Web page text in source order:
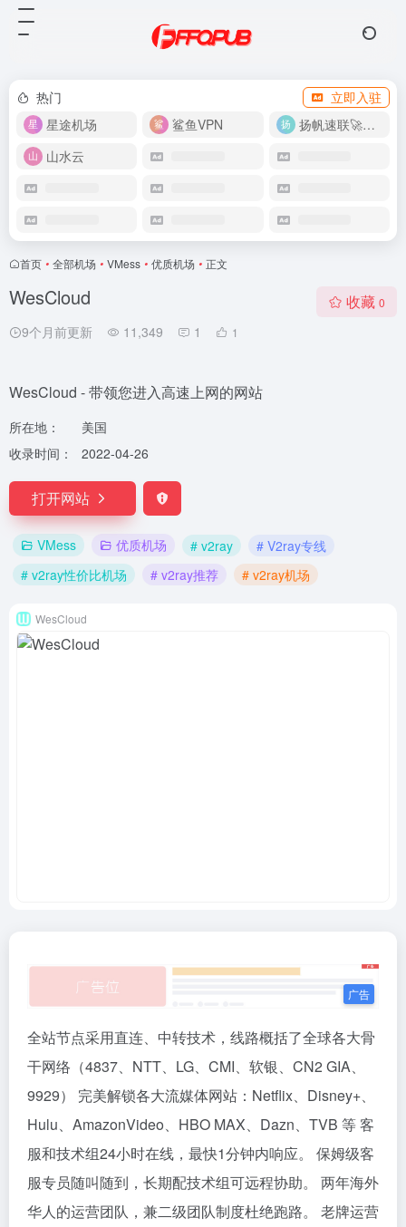
热门
立即入驻
星途机场
鲨鱼VPN
扬帆速联🚀很快
山水云
首页 • 全部机场 • VMess • 优质机场 • 正文
WesCloud
9个月前更新 11,349 1 1
收藏 0
WesCloud - 带领您进入高速上网的网站
所在地：
美国
收录时间：
2022-04-26
打开网站
VMess 优质机场 # v2ray
# V2ray专线
# v2ray性价比机场
# v2ray推荐 # v2ray机场
WesCloud
全站节点采用直连、中转技术，线路概括了全球各大骨
干网络（4837、NTT、LG、CMI、软银、CN2 GIA、
9929） 完美解锁各大流媒体网站：Netflix、Disney+、
Hulu、AmazonVideo、HBO MAX、Dazn、TVB 等 客
服和技术组24小时在线，最快1分钟内响应。 保姆级客
服专员随叫随到，长期配技术组可远程协助。 两年海外
华人的运营团队，兼二级团队制度杜绝跑路。 老牌运营